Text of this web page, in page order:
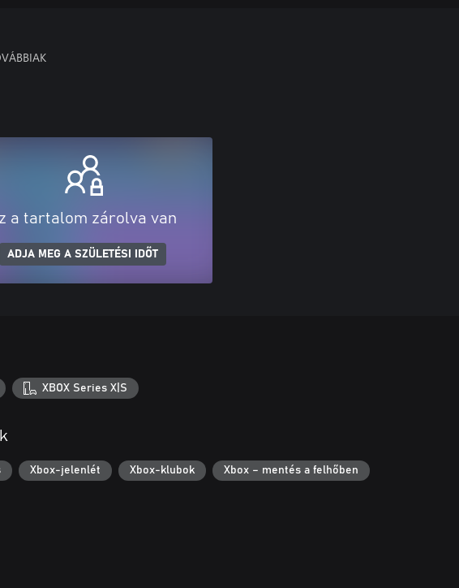
a tartalom zárolva van
ADJA MEG A SZÜLETÉSI IDŐT
XBOX Series X|S
Xbox-jelenlét Xbox-klubok Xbox – mentés a felhőben